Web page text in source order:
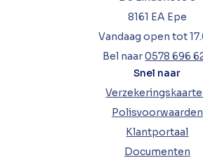
8161 EA Epe
Vandaag open tot
Bel naar0578 696
Snel naar
Polisvoorwaarden
Klantportaal
Documenten